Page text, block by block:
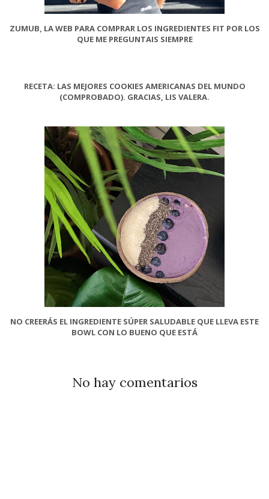
ZUMUB, LA WEB PARA COMPRAR LOS INGREDIENTES FIT POR LOS
QUE ME PREGUNTAIS SIEMPRE
RECETA: LAS MEJORES COOKIES AMERICANAS DEL MUNDO
(COMPROBADO). GRACIAS, LIS VALERA.
NO CREERÁS EL INGREDIENTE SÚPER SALUDABLE QUE LLEVA ESTE
BOWL CON LO BUENO QUE ESTÁ
No hay comentarios